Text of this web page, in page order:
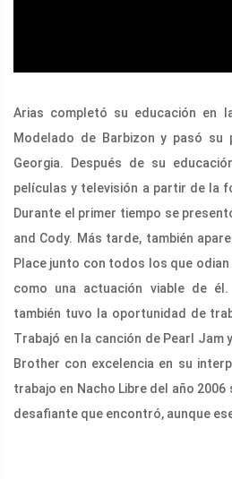
Arias completó su educación en
Modelado de Barbizon y pasó su
Georgia. Después de su
películas y televisión a partir de la
Durante el primer tiempo se
and Cody. Más tarde, también
Place junto con todos los que odian
como una actuación viable de
también tuvo la oportunidad de
Trabajó en la canción de Pearl Jam
Brother con excelencia en su
trabajo en Nacho Libre del año
desafiante que encontró, aunque